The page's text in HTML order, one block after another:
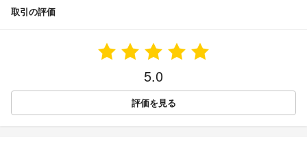
取引の評価
5.0
評価を見る